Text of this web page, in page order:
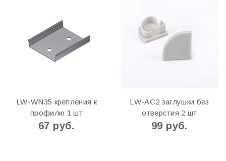
LW-WN35 крепления к
профилю 1 шт
67 руб.
LW-AC2 заглушки без
отверстия 2 шт
99 руб.